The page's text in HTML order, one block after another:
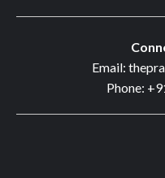
Email:
Phone: